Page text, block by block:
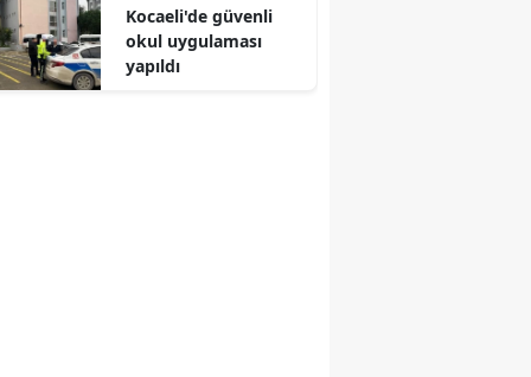
Mardin
Muğla
Kocaeli'de güvenli
okul uygulaması
yapıldı